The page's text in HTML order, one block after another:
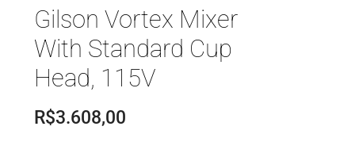
Gilson Vortex Mixer
With Standard Cup
Head, 115V
R$3.608,00